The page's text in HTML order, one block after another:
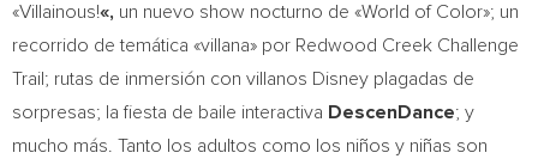
«Villainous!«, un nuevo show nocturno de «World of Color»; un
recorrido de temática «villana» por Redwood Creek Challenge
Trail; rutas de inmersión con villanos Disney plagadas de
sorpresas; la fiesta de baile interactiva DescenDance; y
mucho más. Tanto los adultos como los niños y niñas son